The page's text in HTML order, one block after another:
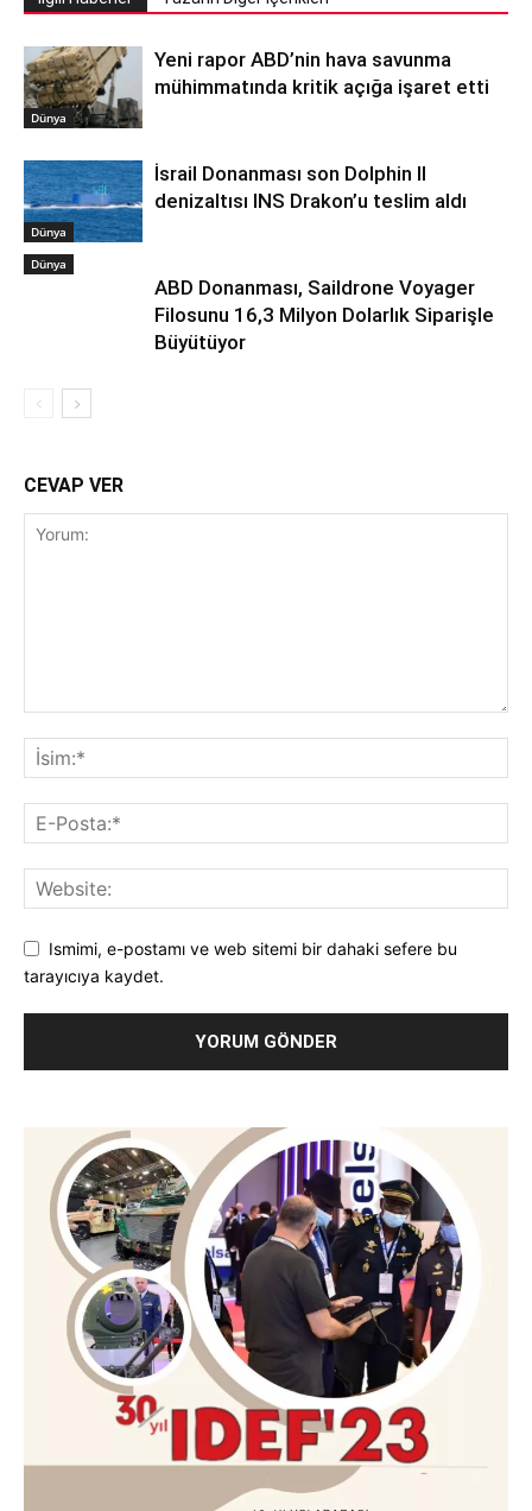
Dünya
Yeni rapor ABD’nin hava savunma
mühimmatında kritik açığa işaret etti
Dünya
İsrail Donanması son Dolphin II
denizaltısı INS Drakon’u teslim aldı
Dünya
ABD Donanması, Saildrone Voyager
Filosunu 16,3 Milyon Dolarlık Siparişle
Büyütüyor
CEVAP VER
Ismimi, e-postamı ve web sitemi bir dahaki sefere bu
tarayıcıya kaydet.